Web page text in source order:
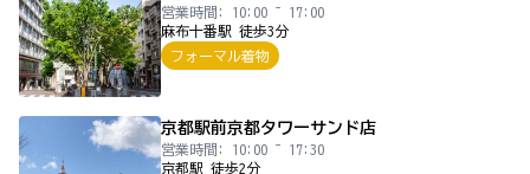
営業時間: 10:00 ~ 17:00
麻布十番駅 徒歩3分
フォーマル着物
京都駅前京都タワーサンド店
営業時間: 10:00 ~ 17:30
京都駅 徒歩2分